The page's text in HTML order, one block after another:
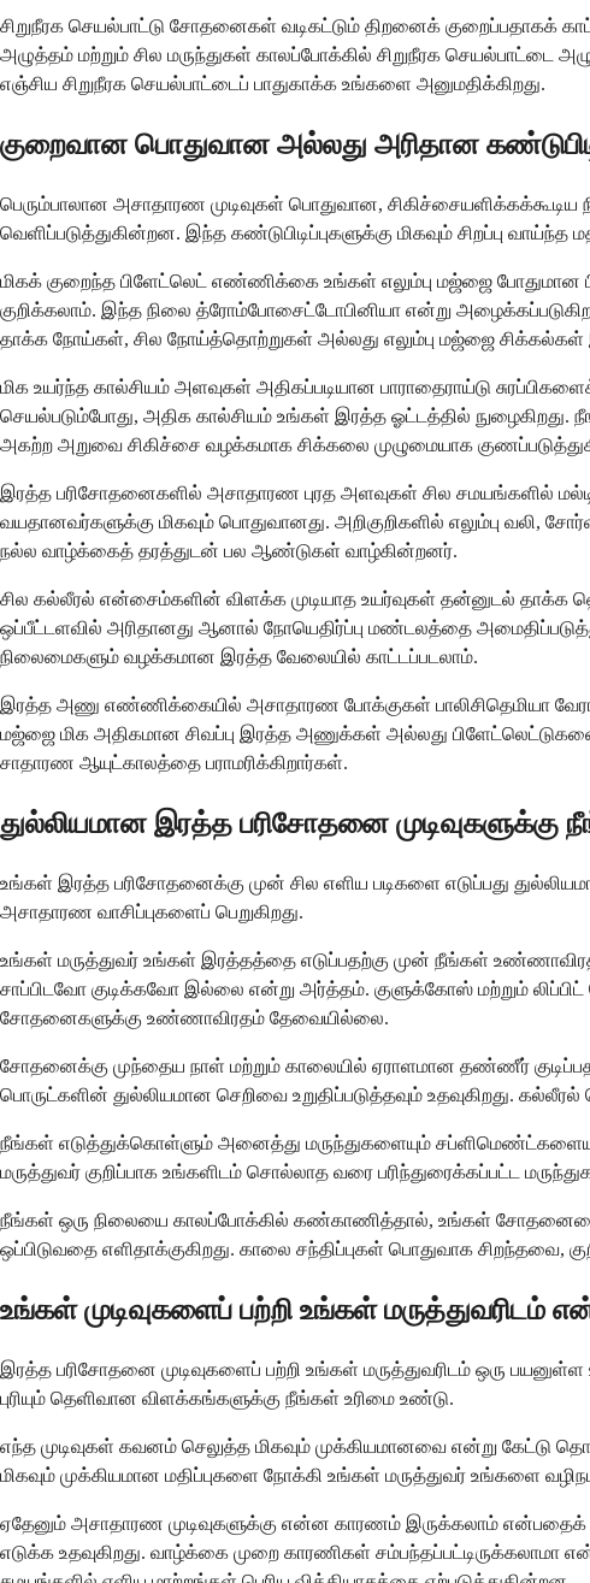
சிறுநீரக செயல்பாட்டு சோதனைகள் வடிகட்டும் திறனைக் குறைப்பதாகக்
அழுத்தம் மற்றும் சில மருந்துகள் காலப்போக்கில் சிறுநீரக
எஞ்சிய சிறுநீரக செயல்பாட்டைப் பாதுகாக்க உங்களை அனுமதிக்கிறது.
குறைவான பொதுவான அல்லது அரிதான
பெரும்பாலான அசாதாரண முடிவுகள் பொதுவான,
வெளிப்படுத்துகின்றன. இந்த கண்டுபிடிப்புகளுக்கு மிகவும் சிறப்பு
மிகக் குறைந்த பிளேட்லெட் எண்ணிக்கை உங்கள் எலும்பு மஜ்ஜை
குறிக்கலாம். இந்த நிலை த்ரோம்போசைட்டோபினியா என்று
தாக்க நோய்கள், சில நோய்த்தொற்றுகள் அல்லது எலும்பு மஜ்ஜை சிக்கல்கள்
மிக உயர்ந்த கால்சியம் அளவுகள் அதிகப்படியான பாராதைராய்டு
செயல்படும்போது, ​​அதிக கால்சியம் உங்கள் இரத்த ஓட்டத்தில் நுழைகிறது.
அகற்ற அறுவை சிகிச்சை வழக்கமாக சிக்கலை முழுமையாக
இரத்த பரிசோதனைகளில் அசாதாரண புரத அளவுகள் சில சமயங்களில்
வயதானவர்களுக்கு மிகவும் பொதுவானது. அறிகுறிகளில் எலும்பு
நல்ல வாழ்க்கைத் தரத்துடன் பல ஆண்டுகள் வாழ்கின்றனர்.
சில கல்லீரல் என்சைம்களின் விளக்க முடியாத உயர்வுகள் தன்னுடல் தாக்க
ஒப்பீட்டளவில் அரிதானது ஆனால் நோயெதிர்ப்பு மண்டலத்தை
நிலைமைகளும் வழக்கமான இரத்த வேலையில் காட்டப்படலாம்.
இரத்த அணு எண்ணிக்கையில் அசாதாரண போக்குகள் பாலிசிதெமியா
மஜ்ஜை மிக அதிகமான சிவப்பு இரத்த அணுக்கள் அல்லது
சாதாரண ஆயுட்காலத்தை பராமரிக்கிறார்கள்.
துல்லியமான இரத்த பரிசோதனை
உங்கள் இரத்த பரிசோதனைக்கு முன் சில எளிய படிகளை எடுப்பது
அசாதாரண வாசிப்புகளைப் பெறுகிறது.
உங்கள் மருத்துவர் உங்கள் இரத்தத்தை எடுப்பதற்கு முன் நீங்கள்
சாப்பிடவோ குடிக்கவோ இல்லை என்று அர்த்தம். குளுக்கோஸ் மற்றும்
சோதனைகளுக்கு உண்ணாவிரதம் தேவையில்லை.
சோதனைக்கு முந்தைய நாள் மற்றும் காலையில் ஏராளமான தண்ணீர்
பொருட்களின் துல்லியமான செறிவை உறுதிப்படுத்தவும் உதவுகிறது.
நீங்கள் எடுத்துக்கொள்ளும் அனைத்து மருந்துகளையும்
மருத்துவர் குறிப்பாக உங்களிடம் சொல்லாத வரை பரிந்துரைக்கப்பட்ட
நீங்கள் ஒரு நிலையை காலப்போக்கில் கண்காணித்தால், உங்கள் சோதனையை ஒரே
ஒப்பிடுவதை எளிதாக்குகிறது. காலை சந்திப்புகள் பொதுவாக சிறந்தவை,
உங்கள் முடிவுகளைப் பற்றி உங்கள்
இரத்த பரிசோதனை முடிவுகளைப் பற்றி உங்கள் மருத்துவரிடம் ஒரு
புரியும் தெளிவான விளக்கங்களுக்கு நீங்கள் உரிமை உண்டு.
எந்த முடிவுகள் கவனம் செலுத்த மிகவும் முக்கியமானவை என்று
மிகவும் முக்கியமான மதிப்புகளை நோக்கி உங்கள் மருத்துவர் உங்களை
ஏதேனும் அசாதாரண முடிவுகளுக்கு என்ன காரணம் இருக்கலாம் என்பதைக்
எடுக்க உதவுகிறது. வாழ்க்கை முறை காரணிகள்